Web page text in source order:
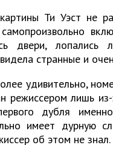
Ти Уэст не
двери, лопались
странные и
удивительно,
режиссером лишь
дубля
имеет дурную
об этом не знал.